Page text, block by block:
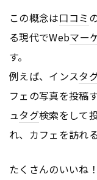
この概念は口コミ
る現代でWebマー
す。
例えば、インスタ
フェの写真を投稿
ュタグ検索をして
れ、カフェを訪れ
たくさんのいいね